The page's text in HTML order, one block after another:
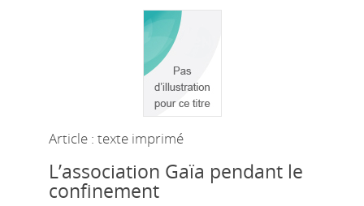
Article : texte imprimé
L’association Gaïa pendant le
confinement